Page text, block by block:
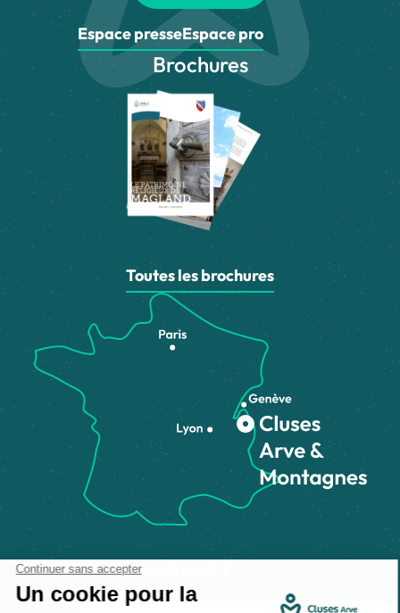
Espace presseEspace pro
Brochures
Toutes les brochures
Comment venir ?